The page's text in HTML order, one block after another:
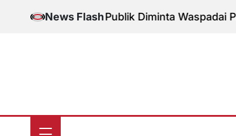
News Flash
Aman, Publik Diminta Waspadai Provokasi